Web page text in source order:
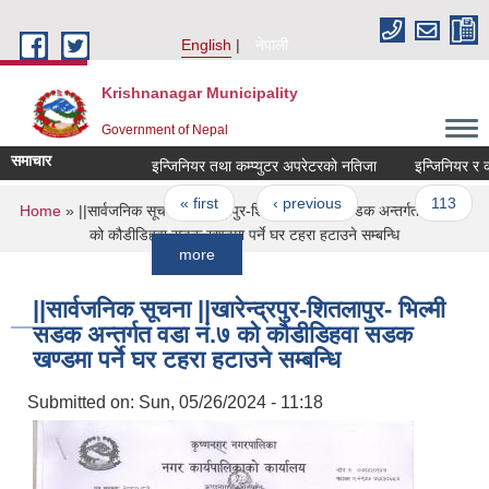
English
नेपाली
Krishnanagar Municipality
Government of Nepal
समाचार इन्जिनियर तथा कम्प्युटर अपरेटरको नतिजा इन्जिनियर र
Pages
« first ‹ previous … 113
You are here
Home» ||सार्वजनिक सूचना ||खारेन्द्रपुर-शितलापुर- भिल्मी सडक अन्तर्गत वडा नं.७
को कौडीडिहवा सडक खण्डमा पर्ने घर टहरा हटाउने सम्बन्धि
||सार्वजनिक सूचना ||खारेन्द्रपुर-शितलापुर- भिल्मी
सडक अन्तर्गत वडा नं.७ को कौडीडिहवा सडक
खण्डमा पर्ने घर टहरा हटाउने सम्बन्धि
Submitted on: Sun, 05/26/2024 - 11:18